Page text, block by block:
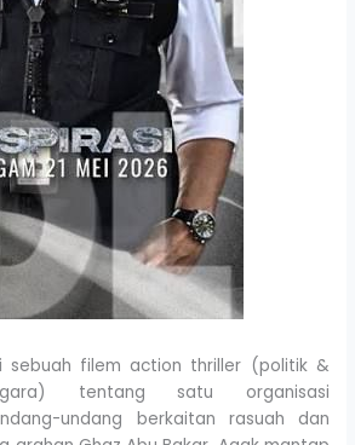
ni sebuah filem action thriller (politik &
tentang satu organisasi
undang berkaitan rasuah dan